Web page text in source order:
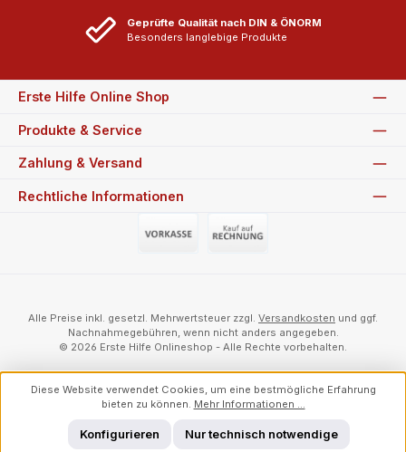
Geprüfte Qualität nach DIN & ÖNORM
Besonders langlebige Produkte
Erste Hilfe Online Shop
Produkte & Service
Zahlung & Versand
Rechtliche Informationen
Alle Preise inkl. gesetzl. Mehrwertsteuer zzgl. Versandkosten und ggf.
Nachnahmegebühren, wenn nicht anders angegeben.
© 2026 Erste Hilfe Onlineshop - Alle Rechte vorbehalten.
Diese Website verwendet Cookies, um eine bestmögliche Erfahrung
bieten zu können. Mehr Informationen ...
Nur technisch notwendige
Konfigurieren